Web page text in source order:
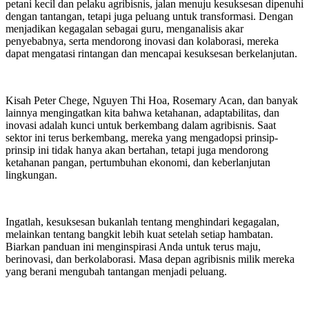
petani kecil dan pelaku agribisnis, jalan menuju kesuksesan dipenuhi
dengan tantangan, tetapi juga peluang untuk transformasi. Dengan
menjadikan kegagalan sebagai guru, menganalisis akar
penyebabnya, serta mendorong inovasi dan kolaborasi, mereka
dapat mengatasi rintangan dan mencapai kesuksesan berkelanjutan.
Kisah Peter Chege, Nguyen Thi Hoa, Rosemary Acan, dan banyak
lainnya mengingatkan kita bahwa ketahanan, adaptabilitas, dan
inovasi adalah kunci untuk berkembang dalam agribisnis. Saat
sektor ini terus berkembang, mereka yang mengadopsi prinsip-
prinsip ini tidak hanya akan bertahan, tetapi juga mendorong
ketahanan pangan, pertumbuhan ekonomi, dan keberlanjutan
lingkungan.
Ingatlah, kesuksesan bukanlah tentang menghindari kegagalan,
melainkan tentang bangkit lebih kuat setelah setiap hambatan.
Biarkan panduan ini menginspirasi Anda untuk terus maju,
berinovasi, dan berkolaborasi. Masa depan agribisnis milik mereka
yang berani mengubah tantangan menjadi peluang.